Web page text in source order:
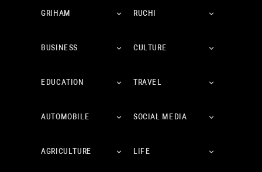
GRIHAM RUCHI
BUSINESS CULTURE
EDUCATION TRAVEL
AUTOMOBILE SOCIAL MEDIA
AGRICULTURE LIFE